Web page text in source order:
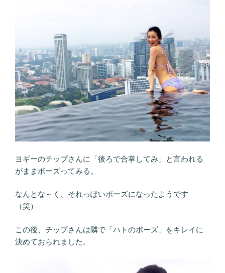
ヨギーのチップさんに「後ろで合掌してみ」と言われる
がままポーズってみる。
なんとな～く、それっぽいポーズになったようです
（笑）
この後、チップさんは隣で「ハトのポーズ」をキレイに
決めておられました。